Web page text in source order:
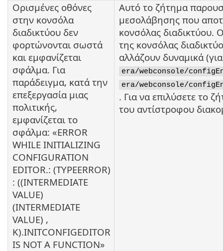
Ορισμένες οθόνες
στην κονσόλα
διαδικτύου δεν
φορτώνονται σωστά
και εμφανίζεται
σφάλμα. Για
παράδειγμα, κατά την
επεξεργασία μιας
πολιτικής,
εμφανίζεται το
σφάλμα: «ERROR
WHILE INITIALIZING
CONFIGURATION
EDITOR.: (TYPEERROR)
: ((INTERMEDIATE
VALUE)
(INTERMEDIATE
VALUE) ,
K).INITCONFIGEDITOR
IS NOT A FUNCTION»
Αυτό το ζήτημα
μεσολάβησης που
κονσόλας διαδικτύου.
της κονσόλας
αλλάζουν δυναμικά
era/webconsole/
era/webconsole/
. Για να επιλύσετε το
του αντίστροφου